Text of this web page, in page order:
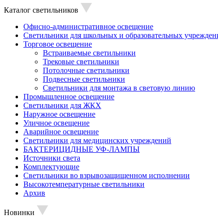
Каталог светильников
Офисно-административное освещение
Светильники для школьных и образовательных
Торговое освещение
Встраиваемые светильники
Трековые светильники
Потолочные светильники
Подвесные светильники
Светильники для монтажа в световую линию
Промышленное освещение
Светильники для ЖКХ
Наружное освещение
Уличное освещение
Аварийное освещение
Светильники для медицинских учреждений
БАКТЕРИЦИДНЫЕ УФ-ЛАМПЫ
Источники света
Комплектующие
Светильники во взрывозащищенном исполнении
Высокотемпературные светильники
Архив
Новинки